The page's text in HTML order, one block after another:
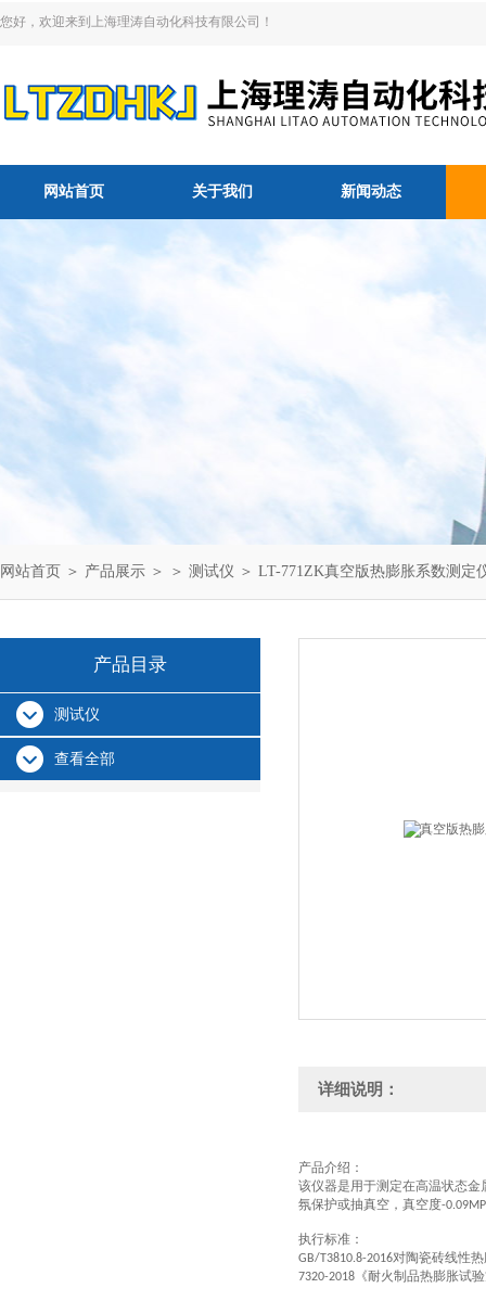
您好，欢迎来到上海理涛自动化科技有限公司！
网站首页 关于我们 新闻动态
网站首页 ＞ 产品展示 ＞ ＞ 测试仪 ＞ LT-771ZK真空版热膨胀系数测定
产品目录
测试仪
查看全部
详细说明：
产品介绍：
该仪器是用于测定在高温状态
氛保护或抽真空，真空度-
执行标准 ：
GB/T3810.8-2016对陶瓷砖线性
7320-2018 《耐火制品热膨胀试